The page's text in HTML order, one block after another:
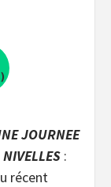
JOURNEE
NIVELLES :
récent